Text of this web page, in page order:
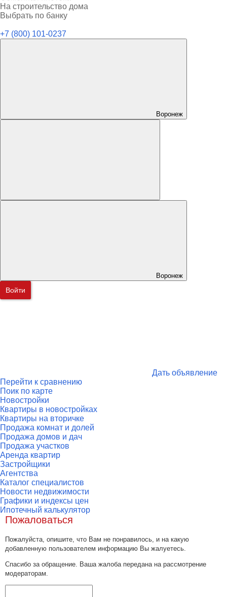
На строительство дома
Выбрать по банку
+7 (800) 101-0237
Воронеж
Воронеж
Войти
Дать объявление
Перейти к сравнению
Поик по карте
Новостройки
Квартиры в новостройках
Квартиры на вторичке
Продажа комнат и долей
Продажа домов и дач
Продажа участков
Аренда квартир
Застройщики
Агентства
Каталог специалистов
Новости недвижимости
Графики и индексы цен
Ипотечный калькулятор
Пожаловаться
Пожалуйста, опишите, что Вам не понравилось, и на какую
добавленную пользователем информацию Вы жалуетесь.
Спасибо за обращение. Ваша жалоба передана на рассмотрение
модераторам.